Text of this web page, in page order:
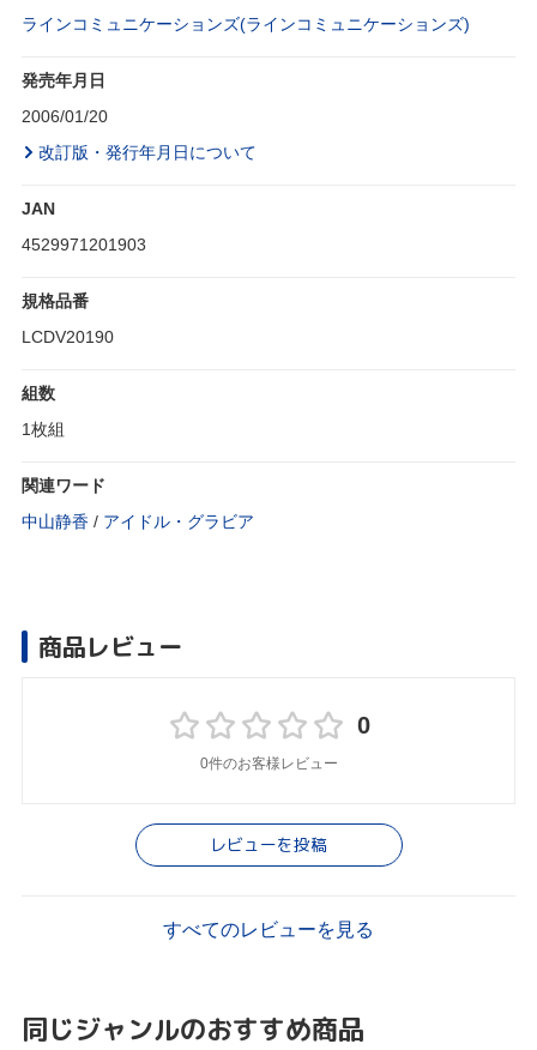
ラインコミュニケーションズ(ラインコミュニケーションズ)
発売年月日
2006/01/20
改訂版・発行年月日について
JAN
4529971201903
規格品番
LCDV20190
組数
1枚組
関連ワード
中山静香 / アイドル・グラビア
商品レビュー
0
0件のお客様レビュー
レビューを投稿
すべてのレビューを見る
同じジャンルのおすすめ商品